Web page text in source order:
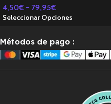
4,50€ - 79,95€
Seleccionar Opciones
Métodos de pago :